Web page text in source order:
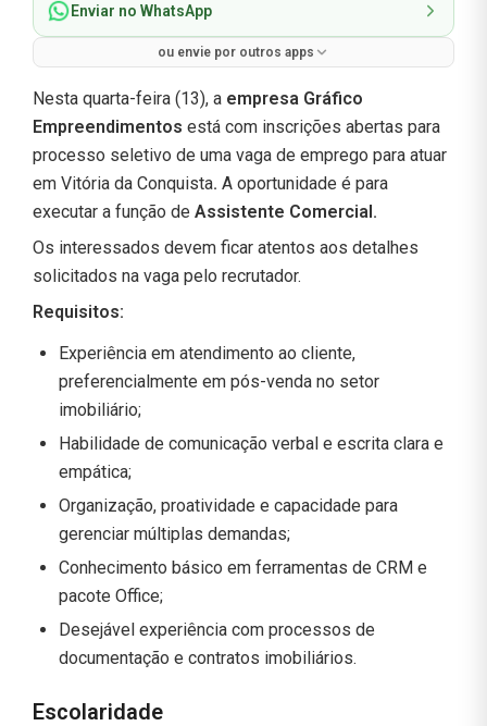
Enviar no WhatsApp
ou envie por outros apps
Nesta quarta-feira (13), a empresa Gráfico
Empreendimentos está com inscrições abertas para
processo seletivo de uma vaga de emprego para atuar
em Vitória da Conquista. A oportunidade é para
executar a função de Assistente Comercial.
Os interessados devem ficar atentos aos detalhes
solicitados na vaga pelo recrutador.
Requisitos:
Experiência em atendimento ao cliente,
preferencialmente em pós-venda no setor
imobiliário;
Habilidade de comunicação verbal e escrita clara e
empática;
Organização, proatividade e capacidade para
gerenciar múltiplas demandas;
Conhecimento básico em ferramentas de CRM e
pacote Office;
Desejável experiência com processos de
documentação e contratos imobiliários.
Escolaridade